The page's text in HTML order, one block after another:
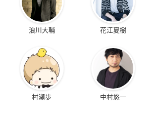
浪川大輔 花江夏樹
村瀬歩 中村悠一